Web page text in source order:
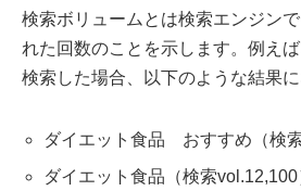
検索ボリュームとは検索エンジン
れた回数のことを示します。例え
検索した場合、以下のような結果に
ダイエット食品 おすすめ（検索
ダイエット食品（検索vol.12,100